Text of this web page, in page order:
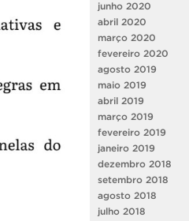
junho 2020
abril 2020
março 2020
fevereiro 2020
agosto 2019
maio 2019
abril 2019
março 2019
fevereiro 2019
janeiro 2019
dezembro 2018
setembro 2018
agosto 2018
julho 2018